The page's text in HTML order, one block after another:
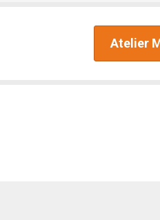
Atelier